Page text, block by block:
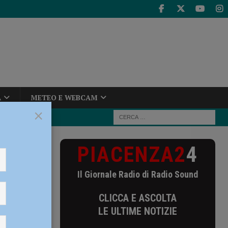
METEO E WEBCAM
PIACENZA24
Il Giornale Radio di Radio Sound
CLICCA E ASCOLTA
LE ULTIME NOTIZIE
×